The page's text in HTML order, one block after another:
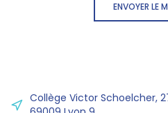
ENVOYER LE
Collège Victor Schoelcher,